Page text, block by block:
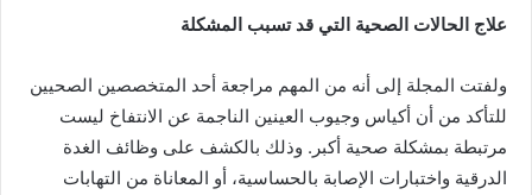
علاج الحالات الصحية التي قد تسبب المشكلة
ولفتت المجلة إلى أنه من المهم مراجعة أحد المتخصصين الصحيين
للتأكد من أن أكياس وجيوب العينين الناجمة عن الانتفاخ ليست
مرتبطة بمشكلة صحية أكبر. وذلك بالكشف على وظائف الغدة
الدرقية واختبارات الإصابة بالحساسية، أو المعاناة من التهابات